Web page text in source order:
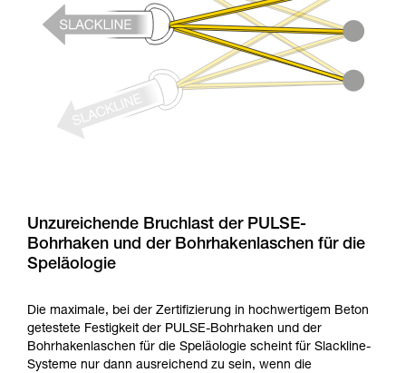
Unzureichende Bruchlast der PULSE-
Bohrhaken und der Bohrhakenlaschen für die
Speläologie
Die maximale, bei der Zertifizierung in hochwertigem Beton
getestete Festigkeit der PULSE-Bohrhaken und der
Bohrhakenlaschen für die Speläologie scheint für Slackline-
Systeme nur dann ausreichend zu sein, wenn die